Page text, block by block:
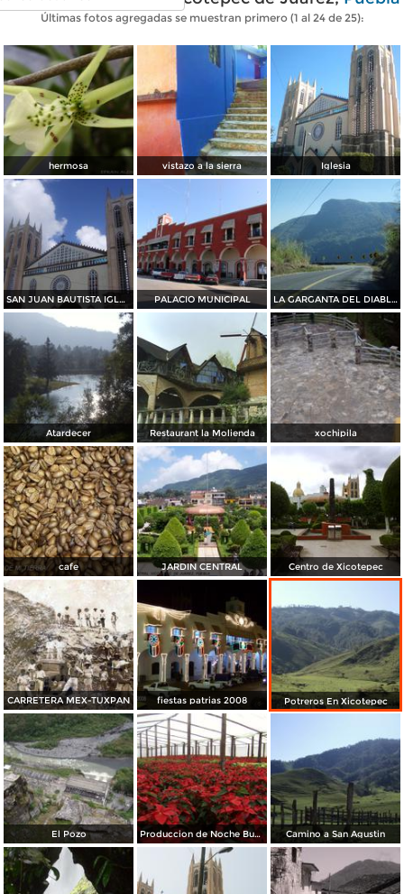
Últimas fotos agregadas se muestran primero (1 al 24 de 25):
hermosa vistazo a la sierra Iglesia
SAN JUAN BAUTISTA IGLESIA PALACIO MUNICIPAL LA GARGANTA DEL DIABLO
Atardecer Restaurant la Molienda xochipila
cafe JARDIN CENTRAL Centro de Xicotepec
CARRETERA MEX-TUXPAN fiestas patrias 2008 Potreros En Xicotepec
El Pozo Produccion de Noche Buena Camino a San Agustin